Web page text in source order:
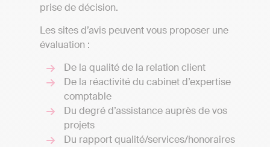
prise de décision.
Les sites d’avis peuvent vous proposer une
évaluation :
De la qualité de la relation client
De la réactivité du cabinet d’expertise
comptable
Du degré d’assistance auprès de vos
projets
Du rapport qualité/services/honoraires